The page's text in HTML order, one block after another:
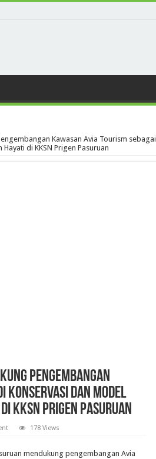
Kawasan Avia Tourism sebagai
di KKSN Prigen Pasuruan
Pengembangan
Konservasi dan Model
KKSN Prigen Pasuruan
178 Views
mendukung pengembangan Avia